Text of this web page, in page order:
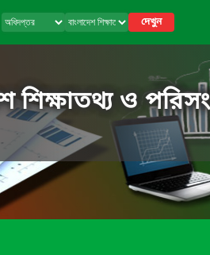
দেখুন
শিক্ষাতথ্য ও